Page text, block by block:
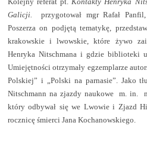
Galicji.
przygotował mgr Rafał
Poszerza on podjętą tematykę,
krakowskie i lwowskie, które żywo
Henryka Nitschmana i gdzie biblioteki
Umiejętności otrzymały egzemplarze
Polskiej” i „Polski na parnasie”. Jako
Nitschmann na zjazdy naukowe
m. in.
który odbywał się we Lwowie i Zjazd
rocznicę śmierci Jana Kochanowskiego.